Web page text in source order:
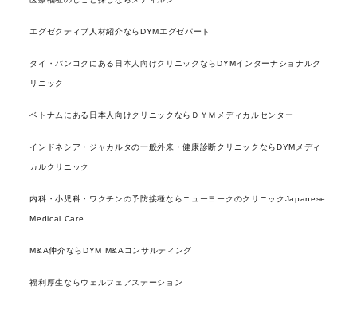
エグゼクティブ人材紹介ならDYMエグゼパート
タイ・バンコクにある日本人向けクリニックならDYMインターナショナルク
リニック
ベトナムにある日本人向けクリニックならＤＹＭメディカルセンター
インドネシア・ジャカルタの一般外来・健康診断クリニックならDYMメディ
カルクリニック
内科・小児科・ワクチンの予防接種ならニューヨークのクリニックJapanese
Medical Care
M&A仲介ならDYM M&Aコンサルティング
福利厚生ならウェルフェアステーション